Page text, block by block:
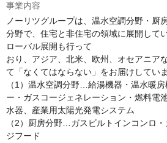
事業内容
ノーリツグループは、温水空調分野・厨
分野で、住宅と非住宅の領域に展開して
ローバル展開も行って
おり、アジア、北米、欧州、オセアニア
て「なくてはならない」をお届けしていま
（1）温水空調分野…給湯機器・温水暖
ー・ガスコージェネレーション・燃料電
水器、産業用太陽光発電システム
（2）厨房分野…ガスビルトインコンロ
ジフード